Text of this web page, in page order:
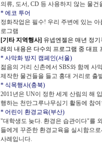
의류, 도서, CD 등 사용하지 않는 물
* 에코 투어
정화작업은 필수! 우리 주변에 있는
로그램
[기타 지역행사] 유넵엔젤은 매년 정
래의 내용은 다수의 프로그램 중 대표
* 사막화 방지 캠페인(서울)
젊음의 거리 신촌에서 SBS와 함께 사
제작한 물건들을 들고 홍대 거리로 출
* 식목행사(충북)
2011년은 UN이 정한 세계 산림의 해
행하는 천만그루나무심기 활동에 참
* 어린이 환경교육(부산)
"대학생도 늦다. 환경은 습관이다"를
들에게 꾸준한 환경교육을 실시함으
사례입니다.